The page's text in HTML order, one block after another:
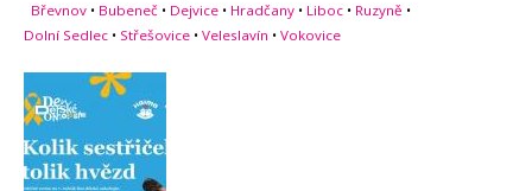
Břevnov • Bubeneč • Dejvice • Hradčany • Liboc • Ruzyně •
Dolní Sedlec • Střešovice • Veleslavín • Vokovice